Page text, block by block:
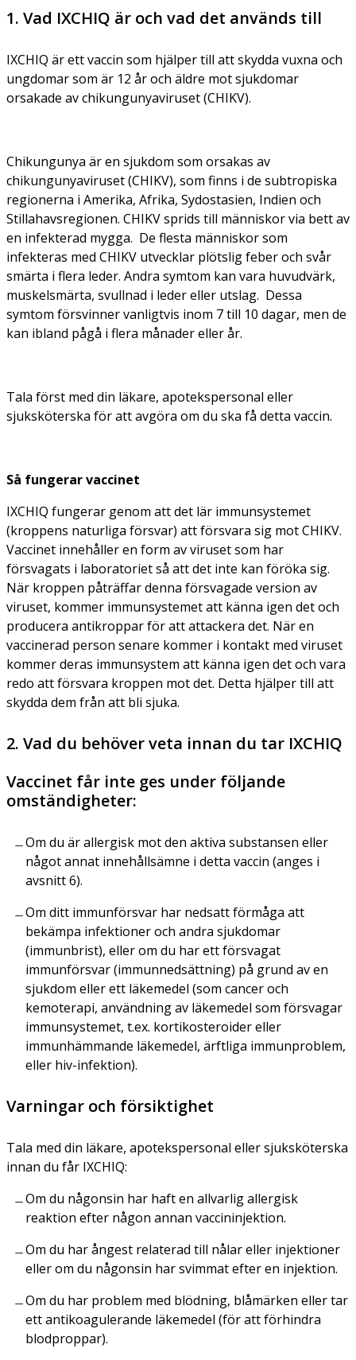
1. Vad IXCHIQ är och vad det används till
IXCHIQ är ett vaccin som hjälper till att skydda vuxna och
ungdomar som är 12 år och äldre mot sjukdomar
orsakade av chikungunyaviruset (CHIKV).
Chikungunya är en sjukdom som orsakas av
chikungunyaviruset (CHIKV), som finns i de subtropiska
regionerna i Amerika, Afrika, Sydostasien, Indien och
Stillahavsregionen. CHIKV sprids till människor via bett av
en infekterad mygga. De flesta människor som
infekteras med CHIKV utvecklar plötslig feber och svår
smärta i flera leder. Andra symtom kan vara huvudvärk,
muskelsmärta, svullnad i leder eller utslag. Dessa
symtom försvinner vanligtvis inom 7 till 10 dagar, men de
kan ibland pågå i flera månader eller år.
Tala först med din läkare, apotekspersonal eller
sjuksköterska för att avgöra om du ska få detta vaccin.
Så fungerar vaccinet
IXCHIQ fungerar genom att det lär immunsystemet
(kroppens naturliga försvar) att försvara sig mot CHIKV.
Vaccinet innehåller en form av viruset som har
försvagats i laboratoriet så att det inte kan föröka sig.
När kroppen påträffar denna försvagade version av
viruset, kommer immunsystemet att känna igen det och
producera antikroppar för att attackera det. När en
vaccinerad person senare kommer i kontakt med viruset
kommer deras immunsystem att känna igen det och vara
redo att försvara kroppen mot det. Detta hjälper till att
skydda dem från att bli sjuka.
2. Vad du behöver veta innan du tar IXCHIQ
Vaccinet får inte ges under följande
omständigheter:
Om du är allergisk mot den aktiva substansen eller
något annat innehållsämne i detta vaccin (anges i
avsnitt 6).
Om ditt immunförsvar har nedsatt förmåga att
bekämpa infektioner och andra sjukdomar
(immunbrist), eller om du har ett försvagat
immunförsvar (immunnedsättning) på grund av en
sjukdom eller ett läkemedel (som cancer och
kemoterapi, användning av läkemedel som försvagar
immunsystemet, t.ex. kortikosteroider eller
immunhämmande läkemedel, ärftliga immunproblem,
eller hiv-infektion).
Varningar och försiktighet
Tala med din läkare, apotekspersonal eller sjuksköterska
innan du får IXCHIQ:
Om du någonsin har haft en allvarlig allergisk
reaktion efter någon annan vaccininjektion.
Om du har ångest relaterad till nålar eller injektioner
eller om du någonsin har svimmat efter en injektion.
Om du har problem med blödning, blåmärken eller tar
ett antikoagulerande läkemedel (för att förhindra
blodproppar).